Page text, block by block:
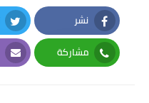
نشر
Facebook
مشاركة
Whatsapp